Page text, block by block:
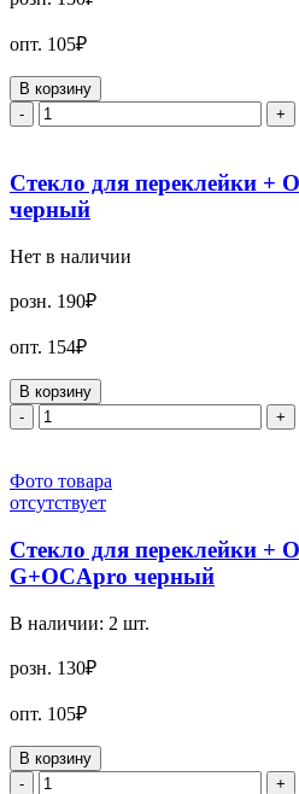
опт. 105₽
В корзину
-
+
Стекло для переклейки +
черный
Нет в наличии
розн. 190₽
опт. 154₽
В корзину
-
+
Фото товара
отсутствует
Стекло для переклейки +
G+OCApro черный
В наличии: 2 шт.
розн. 130₽
опт. 105₽
В корзину
-
+